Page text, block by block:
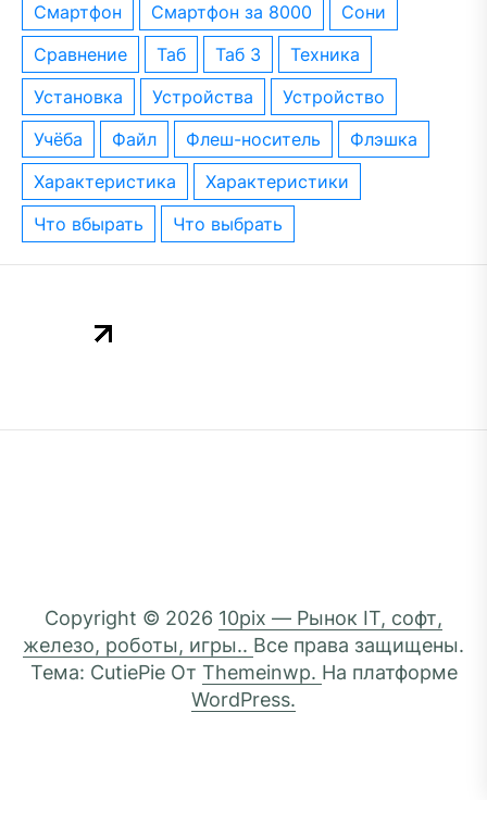
смартфон
смартфон за 8000
сони
сравнение
таб таб 3
техника
установка
устройства
устройство
учёба
файл флеш-носитель
флэшка
характеристика
характеристики
что вбырать
что выбрать
Copyright © 2026 10pix — Рынок IT, софт,
железо, роботы, игры.. Все права защищены.
Тема: CutiePie От Themeinwp. На платформе
WordPress.